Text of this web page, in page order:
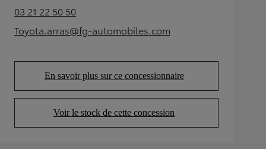
03 21 22 50 50(Opens in new tab)
Toyota.arras@fg-automobiles.com
(Opens in new tab)
En savoir plus sur ce concessionnaire
(Opens in new tab)
Voir le stock de cette concession
(Opens in new tab)